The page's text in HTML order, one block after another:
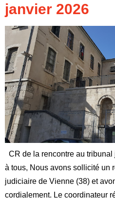
janvier 2026
CR de la rencontre au
à tous, Nous avons sollicité un
judiciaire de Vienne (38) et
cordialement. Le coordinateur